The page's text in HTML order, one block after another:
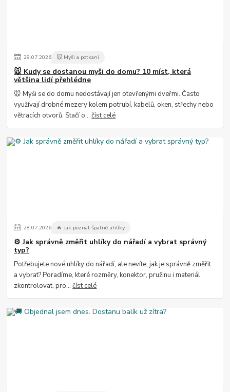
28.07.2026 🐭 Myši a potkani
🐭 Kudy se dostanou myši do domu? 10 míst, která
většina lidí přehlédne
🐭 Myši se do domu nedostávají jen otevřenými dveřmi. Často
využívají drobné mezery kolem potrubí, kabelů, oken, střechy nebo
větracích otvorů. Stačí o...číst celé
28.07.2026 🔥 Jak poznat špatné uhlíky
⚙️ Jak správně změřit uhlíky do nářadí a vybrat správný
typ?
Potřebujete nové uhlíky do nářadí, ale nevíte, jak je správně změřit
a vybrat? Poradíme, které rozměry, konektor, pružinu i materiál
zkontrolovat, pro...číst celé